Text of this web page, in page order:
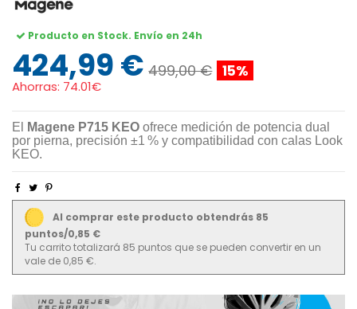
Producto en Stock. Envío en 24h
424,99 € 499,00 € 15%
Ahorras: 74.01€
El Magene P715 KEO ofrece medición de potencia dual
por pierna, precisión ±1 % y compatibilidad con calas Look
KEO.
Al comprar este producto obtendrás 85
puntos/0,85 €
Tu carrito totalizará 85 puntos que se pueden convertir en un
vale de 0,85 €.